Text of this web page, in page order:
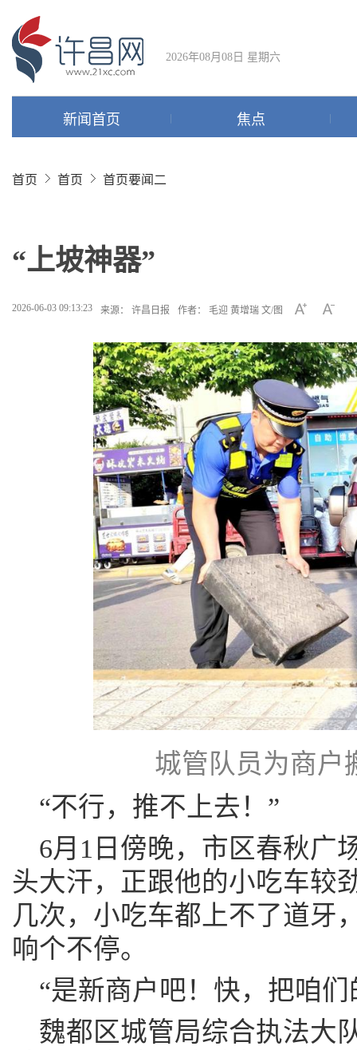
2026年08月08日 星期六
新闻首页 焦点
首页 首页 首页要闻二
“上坡神器”
2026-06-03 09:13:23 来源： 许昌日报 作者： 毛迎 黄增瑞 文/图
城管队员为商户
“不行，推不上去！”
6月1日傍晚，市区春秋广
头大汗，正跟他的小吃车较
几次，小吃车都上不了道牙
响个不停。
“是新商户吧！快，把咱们
魏都区城管局综合执法大